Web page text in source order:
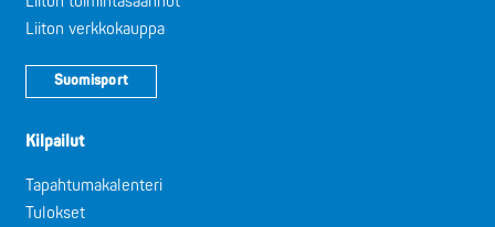
Liiton verkkokauppa
Suomisport
Kilpailut
Tapahtumakalenteri
Tulokset